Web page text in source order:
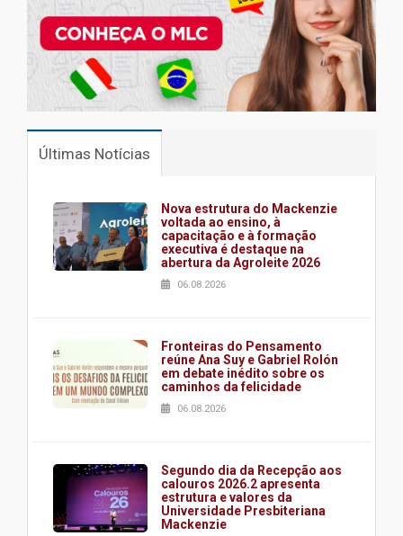
Últimas Notícias
Nova estrutura do Mackenzie
voltada ao ensino, à
capacitação e à formação
executiva é destaque na
abertura da Agroleite 2026
06.08.2026
Fronteiras do Pensamento
reúne Ana Suy e Gabriel Rolón
em debate inédito sobre os
caminhos da felicidade
06.08.2026
Segundo dia da Recepção aos
calouros 2026.2 apresenta
estrutura e valores da
Universidade Presbiteriana
Mackenzie